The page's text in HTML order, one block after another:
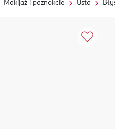
Makijaż i paznokcie Usta